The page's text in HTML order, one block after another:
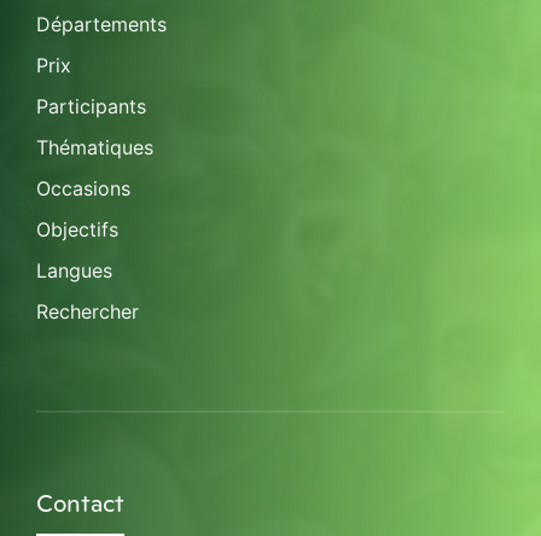
Départements
Prix
Participants
Thématiques
Occasions
Objectifs
Langues
Rechercher
Contact